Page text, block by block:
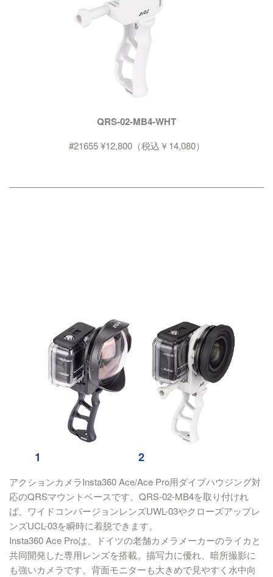
QRS-02-MB4-WHT
#21655 ¥12,800（税込￥14,080）
1 2
アクションカメラInsta360 Ace/Ace Pro用ダイブハウジング対
応のQRSマウントベースです。QRS-02-MB4を取り付けれ
ば、ワイドコンバージョンレンズUWL-03やクローズアップレ
ンズUCL-03を瞬時に着脱できます。
Insta360 Ace Proは、ドイツの老舗カメラメーカーのライカと
共同開発した専用レンズを搭載。描写力に優れ、暗所撮影に
も強いカメラです。背面モニターも大きめで見やすく水中向